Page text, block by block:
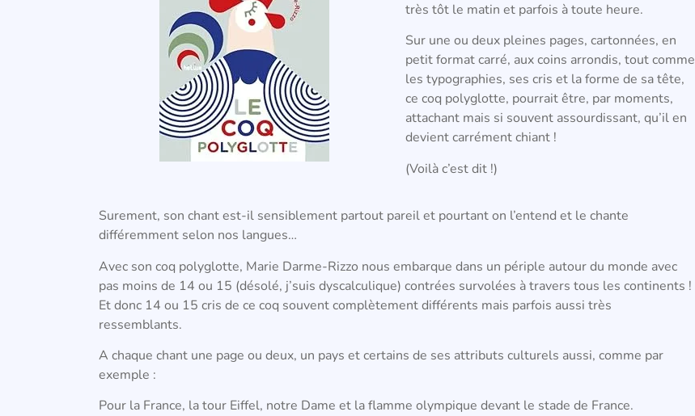
très tôt le matin et parfois à toute heure.
Sur une ou deux pleines pages, cartonnées, en
petit format carré, aux coins arrondis, tout comme
les typographies, ses cris et la forme de sa tête,
ce coq polyglotte, pourrait être, par moments,
attachant mais si souvent assourdissant, qu’il en
devient carrément chiant !
(Voilà c’est dit !)
Surement, son chant est-il sensiblement partout pareil et pourtant on l’entend et le chante
différemment selon nos langues…
Avec son coq polyglotte, Marie Darme-Rizzo nous embarque dans un périple autour du monde avec
pas moins de 14 ou 15 (désolé, j’suis dyscalculique) contrées survolées à travers tous les continents !
Et donc 14 ou 15 cris de ce coq souvent complètement différents mais parfois aussi très
ressemblants.
A chaque chant une page ou deux, un pays et certains de ses attributs culturels aussi, comme par
exemple :
Pour la France, la tour Eiffel, notre Dame et la flamme olympique devant le stade de France.